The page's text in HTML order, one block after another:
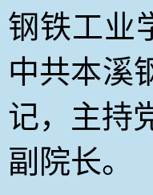
钢铁工业
中共本溪
记，主持
副院长。